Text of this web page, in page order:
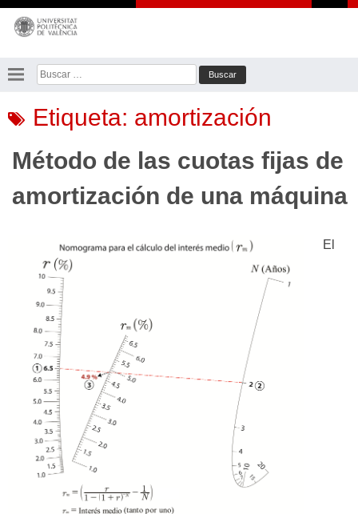
Saltar
contenido
Buscar:
Etiqueta: amortización
Método de las cuotas fijas de
amortización de una máquina
El